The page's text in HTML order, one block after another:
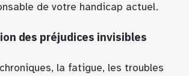
de votre handicap actuel.
des préjudices invisibles
la fatigue, les troubles